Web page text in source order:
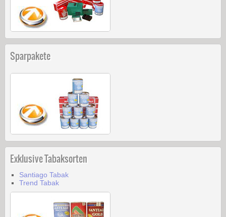
Sparpakete
Exklusive Tabaksorten
Santiago Tabak
Trend Tabak